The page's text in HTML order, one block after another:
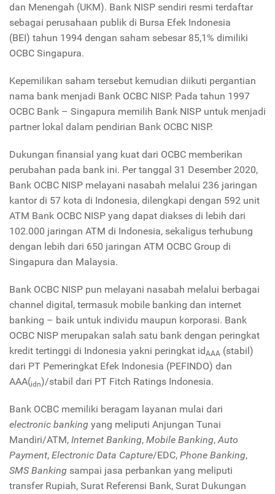
dan Menengah (UKM). Bank NISP sendiri resmi terdaftar
sebagai perusahaan publik di Bursa Efek Indonesia
(BEI) tahun 1994 dengan saham sebesar 85,1% dimiliki
OCBC Singapura.
Kepemilikan saham tersebut kemudian diikuti pergantian
nama bank menjadi Bank OCBC NISP. Pada tahun 1997
OCBC Bank – Singapura memilih Bank NISP untuk menjadi
partner lokal dalam pendirian Bank OCBC NISP.
Dukungan finansial yang kuat dari OCBC memberikan
perubahan pada bank ini. Per tanggal 31 Desember 2020,
Bank OCBC NISP melayani nasabah melalui 236 jaringan
kantor di 57 kota di Indonesia, dilengkapi dengan 592 unit
ATM Bank OCBC NISP yang dapat diakses di lebih dari
102.000 jaringan ATM di Indonesia, sekaligus terhubung
dengan lebih dari 650 jaringan ATM OCBC Group di
Singapura dan Malaysia.
Bank OCBC NISP pun melayani nasabah melalui berbagai
channel digital, termasuk mobile banking dan internet
banking – baik untuk individu maupun korporasi. Bank
OCBC NISP merupakan salah satu bank dengan peringkat
kredit tertinggi di Indonesia yakni peringkat idAAA (stabil)
dari PT Pemeringkat Efek Indonesia (PEFINDO) dan
AAA(idn)/stabil dari PT Fitch Ratings Indonesia.
Bank OCBC memiliki beragam layanan mulai dari
electronic banking yang meliputi Anjungan Tunai
Mandiri/ATM, Internet Banking, Mobile Banking,Auto
Payment, Electronic Data Capture/EDC, Phone Banking,
SMS Banking sampai jasa perbankan yang meliputi
transfer Rupiah, Surat Referensi Bank, Surat Dukungan